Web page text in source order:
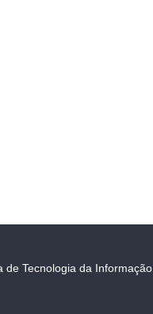
de Tecnologia da Informação